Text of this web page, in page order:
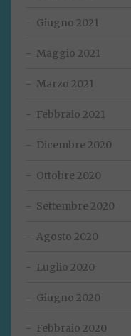
Giugno 2021
Maggio 2021
Marzo 2021
Febbraio 2021
Dicembre 2020
Ottobre 2020
Settembre 2020
Agosto 2020
Luglio 2020
Giugno 2020
Febbraio 2020